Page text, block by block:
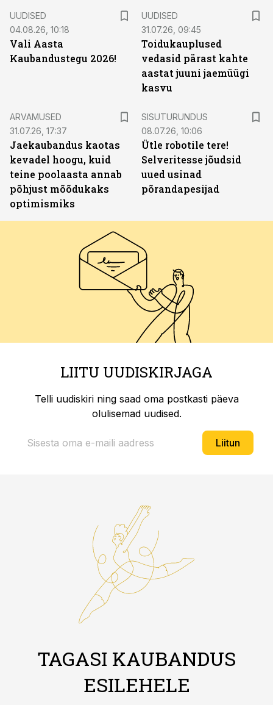
UUDISED
04.08.26, 10:18
Vali Aasta
Kaubandustegu 2026!
UUDISED
31.07.26, 09:45
Toidukauplused
vedasid pärast kahte
aastat juuni jaemüügi
kasvu
ARVAMUSED
31.07.26, 17:37
Jaekaubandus kaotas
kevadel hoogu, kuid
teine poolaasta annab
põhjust mõõdukaks
optimismiks
SISUTURUNDUS
08.07.26, 10:06
Ütle robotile tere!
Selveritesse jõudsid
uued usinad
põrandapesijad
LIITU UUDISKIRJAGA
Telli uudiskiri ning saad oma postkasti päeva
olulisemad uudised.
Liitun
TAGASI KAUBANDUS
ESILEHELE